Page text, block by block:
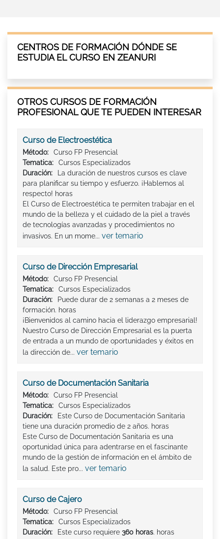
CENTROS DE FORMACIÓN DÓNDE SE
ESTUDIA EL CURSO EN ZEANURI
OTROS CURSOS DE FORMACIÓN
PROFESIONAL QUE TE PUEDEN INTERESAR
Curso de Electroestética
Método:
Curso FP Presencial
Tematica:
Cursos Especializados
Duración:
La duración de nuestros cursos es clave
para planificar su tiempo y esfuerzo. ¡Hablemos al
respecto! horas
El Curso de Electroestética te permiten trabajar en el
mundo de la belleza y el cuidado de la piel a través
de tecnologías avanzadas y procedimientos no
invasivos. En un mome... ver temario
Curso de Dirección Empresarial
Método:
Curso FP Presencial
Tematica:
Cursos Especializados
Duración:
Puede durar de 2 semanas a 2 meses de
formación. horas
¡Bienvenidos al camino hacia el liderazgo empresarial!
Nuestro Curso de Dirección Empresarial es la puerta
de entrada a un mundo de oportunidades y éxitos en
la dirección de... ver temario
Curso de Documentación Sanitaria
Método:
Curso FP Presencial
Tematica:
Cursos Especializados
Duración:
Este Curso de Documentación Sanitaria
tiene una duración promedio de 2 años. horas
Este Curso de Documentación Sanitaria es una
oportunidad única para adentrarse en el fascinante
mundo de la gestión de información en el ámbito de
la salud. Este pro... ver temario
Curso de Cajero
Método:
Curso FP Presencial
Tematica:
Cursos Especializados
Duración:
Este curso requiere 360 horas. horas